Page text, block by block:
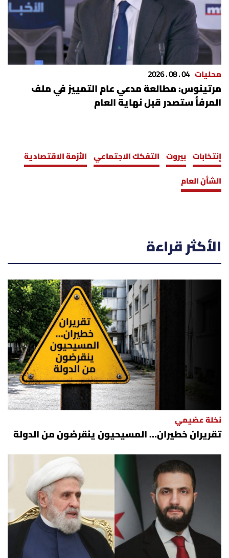
محليات 04 . 08 . 2026
مرتينوس: مطالعة مدعي عام التمييز في ملف
المرفأ ستصدر قبل نهاية العام
إنتخابات بيروت التفكك الاجتماعي الأزمة الاقتصادية
الشأن العام
الأكثر قراءة
نخلة عضيمي
تقريران خطيران… المسيحيون ينقرضون من الدولة